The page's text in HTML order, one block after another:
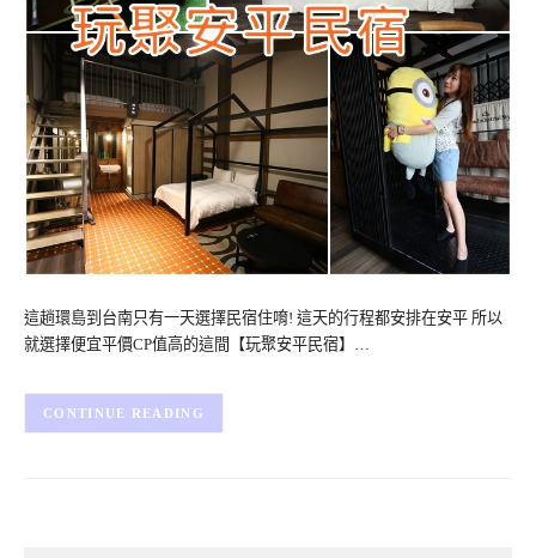
這趟環島到台南只有一天選擇民宿住唷! 這天的行程都安排在安平 所以
就選擇便宜平價CP值高的這間【玩聚安平民宿】…
CONTINUE READING